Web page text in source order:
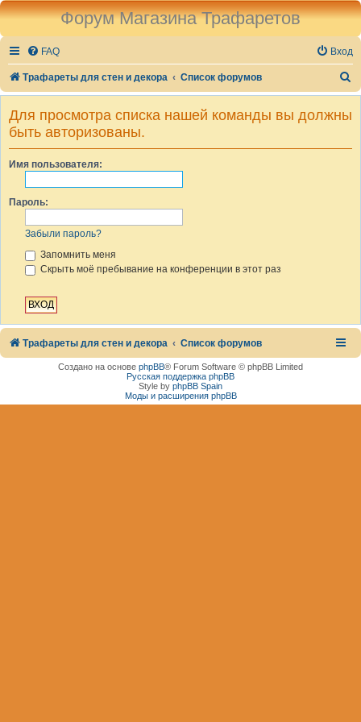
Форум Магазина Трафаретов
FAQ Вход
Трафареты для стен и декора Список форумов
о
Для просмотра списка нашей команды вы должны
быть авторизованы.
Имя пользователя:
Пароль:
Забыли пароль?
Запомнить меня
Скрыть моё пребывание на конференции в этот раз
Трафареты для стен и декора Список форумов
Создано на основе phpBB® Forum Software © phpBB Limited
Русская поддержка phpBB
Style by phpBB Spain
Моды и расширения phpBB